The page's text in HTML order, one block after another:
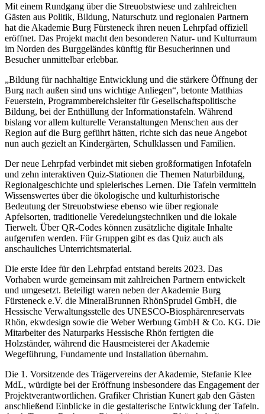
Mit einem Rundgang über die Streuobstwiese und zahlreichen
Gästen aus Politik, Bildung, Naturschutz und regionalen Partnern
hat die Akademie Burg Fürsteneck ihren neuen Lehrpfad offiziell
eröffnet. Das Projekt macht den besonderen Natur- und Kulturraum
im Norden des Burggeländes künftig für Besucherinnen und
Besucher unmittelbar erlebbar.
„Bildung für nachhaltige Entwicklung und die stärkere Öffnung der
Burg nach außen sind uns wichtige Anliegen“, betonte Matthias
Feuerstein, Programmbereichsleiter für Gesellschaftspolitische
Bildung, bei der Enthüllung der Informationstafeln. Während
bislang vor allem kulturelle Veranstaltungen Menschen aus der
Region auf die Burg geführt hätten, richte sich das neue Angebot
nun auch gezielt an Kindergärten, Schulklassen und Familien.
Der neue Lehrpfad verbindet mit sieben großformatigen Infotafeln
und zehn interaktiven Quiz-Stationen die Themen Naturbildung,
Regionalgeschichte und spielerisches Lernen. Die Tafeln vermitteln
Wissenswertes über die ökologische und kulturhistorische
Bedeutung der Streuobstwiese ebenso wie über regionale
Apfelsorten, traditionelle Veredelungstechniken und die lokale
Tierwelt. Über QR-Codes können zusätzliche digitale Inhalte
aufgerufen werden. Für Gruppen gibt es das Quiz auch als
anschauliches Unterrichtsmaterial.
Die erste Idee für den Lehrpfad entstand bereits 2023. Das
Vorhaben wurde gemeinsam mit zahlreichen Partnern entwickelt
und umgesetzt. Beteiligt waren neben der Akademie Burg
Fürsteneck e.V. die MineralBrunnen RhönSprudel GmbH, die
Hessische Verwaltungsstelle des UNESCO-Biosphärenreservats
Rhön, ekwdesign sowie die Weber Werbung GmbH & Co. KG. Die
Mitarbeiter des Naturparks Hessische Rhön fertigten die
Holzständer, während die Hausmeisterei der Akademie
Wegeführung, Fundamente und Installation übernahm.
Die 1. Vorsitzende des Trägervereins der Akademie, Stefanie Klee
MdL, würdigte bei der Eröffnung insbesondere das Engagement der
Projektverantwortlichen. Grafiker Christian Kunert gab den Gästen
anschließend Einblicke in die gestalterische Entwicklung der Tafeln.